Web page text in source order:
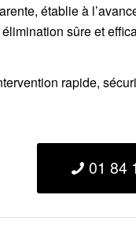
, établie à
sûre et
rapide,
01 84